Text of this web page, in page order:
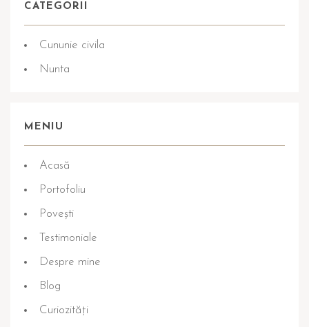
CATEGORII
Cununie civila
Nunta
MENIU
Acasă
Portofoliu
Povești
Testimoniale
Despre mine
Blog
Curiozități